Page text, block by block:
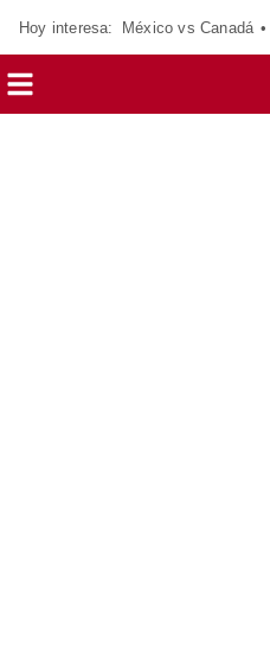
Hoy interesa: México vs Canadá